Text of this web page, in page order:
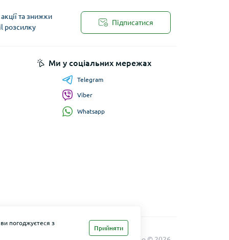
та знижки
розсилку
Підписатися
Ми у соціальних мережах
Telegram
Viber
Whatsapp
погоджуєтеся з
Прийняти